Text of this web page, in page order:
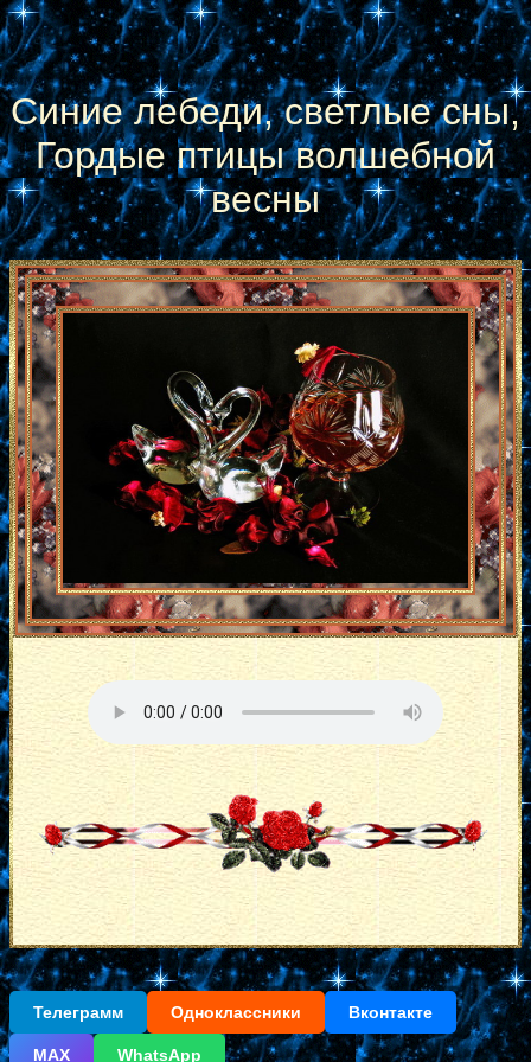
Синие лебеди, светлые сны,
Гордые птицы волшебной
весны
Телеграмм Одноклассники Вконтакте
МАХ WhatsApp